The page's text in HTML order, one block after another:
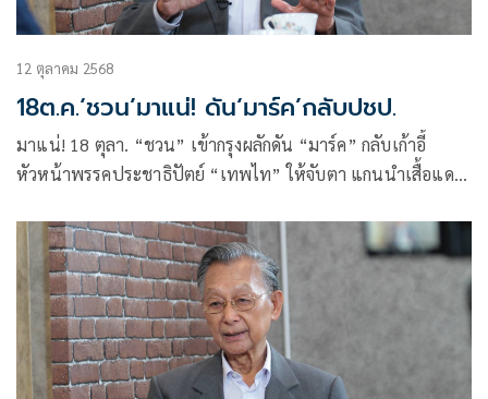
12 ตุลาคม 2568
18ต.ค.‘ชวน’มาแน่! ดัน‘มาร์ค’กลับปชป.
มาแน่! 18 ตุลา. “ชวน” เข้ากรุงผลักดัน “มาร์ค” กลับเก้าอี้
หัวหน้าพรรคประชาธิปัตย์ “เทพไท” ให้จับตา แกนนำเสื้อแดง